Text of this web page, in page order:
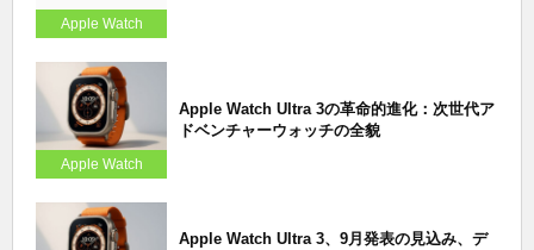
Apple Watch
Apple Watch
Apple Watch Ultra 3の革命的進化：次世代ア
ドベンチャーウォッチの全貌
Apple Watch Ultra 3、9月発表の見込み、デ